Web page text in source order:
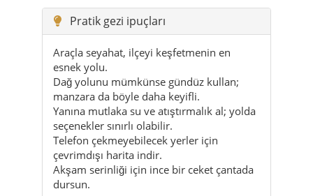
Pratik gezi ipuçları
Araçla seyahat, ilçeyi keşfetmenin en
esnek yolu.
Dağ yolunu mümkünse gündüz kullan;
manzara da böyle daha keyifli.
Yanına mutlaka su ve atıştırmalık al; yolda
seçenekler sınırlı olabilir.
Telefon çekmeyebilecek yerler için
çevrimdışı harita indir.
Akşam serinliği için ince bir ceket çantada
dursun.